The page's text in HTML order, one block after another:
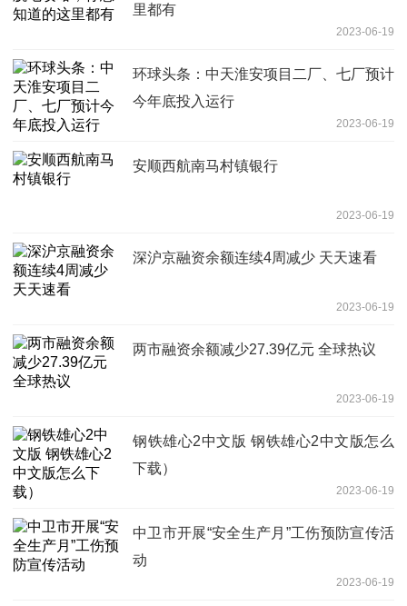
里都有
2023-06-19
环球头条：中天淮安项目二厂、七厂预计
今年底投入运行
2023-06-19
安顺西航南马村镇银行
2023-06-19
深沪京融资余额连续4周减少 天天速看
2023-06-19
两市融资余额减少27.39亿元 全球热议
2023-06-19
钢铁雄心2中文版 钢铁雄心2中文版怎么
下载）
2023-06-19
中卫市开展“安全生产月”工伤预防宣传活
动
2023-06-19